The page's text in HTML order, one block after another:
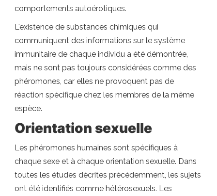
comportements autoérotiques.
L'existence de substances chimiques qui
communiquent des informations sur le système
immunitaire de chaque individu a été démontrée,
mais ne sont pas toujours considérées comme des
phéromones, car elles ne provoquent pas de
réaction spécifique chez les membres de la même
espèce.
Orientation sexuelle
Les phéromones humaines sont spécifiques à
chaque sexe et à chaque orientation sexuelle. Dans
toutes les études décrites précédemment, les sujets
ont été identifiés comme hétérosexuels. Les